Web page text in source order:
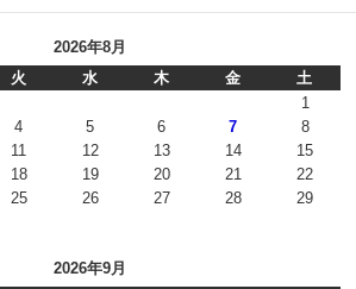
2026年8月
火 水 木 金
土
1
4 5 6 7
8
11 12 13 14
15
18 19 20 21
22
25 26 27 28
29
2026年9月